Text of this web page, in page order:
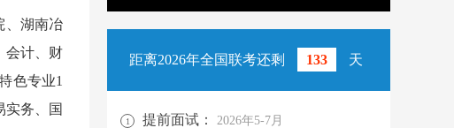
、湖南冶
会计、财
色专业1
实务、国
距离2026年全国联考还剩 133 天
1 提前面试： 2026年5-7月